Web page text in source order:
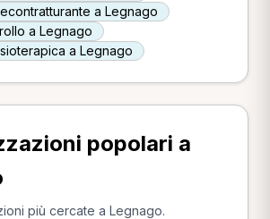
a Legnago
a Legnago
a Legnago
popolari a
più cercate a Legnago.